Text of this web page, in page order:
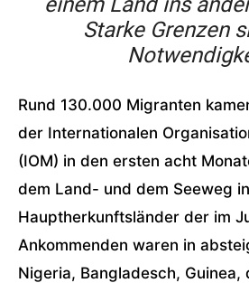
Starke Grenzen
Rund 130.000 Migranten
der Internationalen
(IOM) in den ersten acht
dem Land- und dem Seeweg
Hauptherkunftsländer der im
Ankommenden waren in
Nigeria, Bangladesch, Guinea,